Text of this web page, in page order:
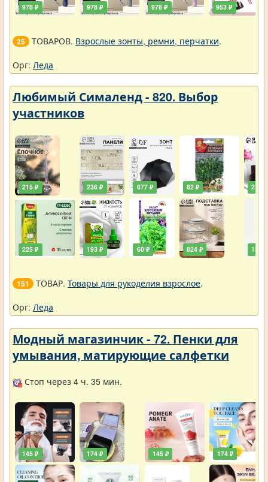
978 ₽ 978 ₽ 978 ₽ 953 ₽
25 ТОВАРОВ. Взрослые зонты, ремни, перчатки.
Орг: Леда
Любимый Сималенд - 820. Выбор
участников
215 ₽
225 ₽
236 ₽
193 ₽
677 ₽
60 ₽
82 ₽
824 ₽
211 ₽
138 ₽
151 ТОВАР. Товары для рукоделия взрослое.
Орг: Леда
Модный магазинчик - 72. Пенки для
умывания, матирующие салфетки
Стоп через 4 ч. 35 мин.
145 ₽ 174 ₽ 145 ₽ 174 ₽